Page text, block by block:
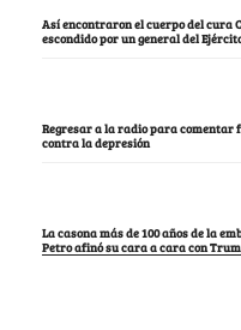
Así encontraron el cuerpo del cura
escondido por un general del
Regresar a la radio para comentar
contra la depresión
La casona más de 100 años de la
Petro afinó su cara a cara con